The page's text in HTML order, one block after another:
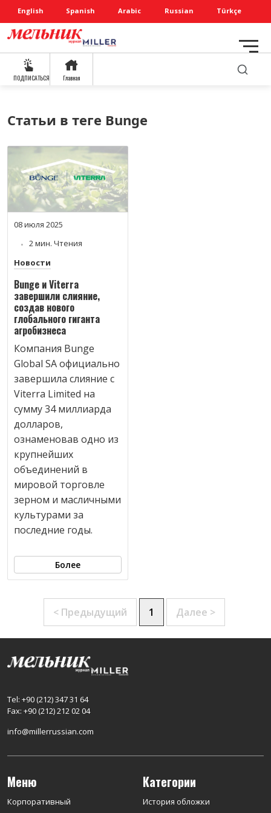
English Spanish Arabic Russian Türkçe
ПОДПИСАТЬСЯ Главная
Статьи в теге Bunge
08 июля 2025
2 мин. Чтения
Новости
Bunge и Viterra
завершили слияние,
создав нового
глобального гиганта
агробизнеса
Компания Bunge
Global SA официально
завершила слияние с
Viterra Limited на
сумму 34 миллиарда
долларов,
ознаменовав одно из
крупнейших
объединений в
мировой торговле
зерном и масличными
культурами за
последние годы.
Более
< Предыдущий 1 Далее >
Tel: +90 (212) 347 31 64
Fax: +90 (212) 212 02 04
info@millerrussian.com
Меню
Корпоративный
Категории
История обложки